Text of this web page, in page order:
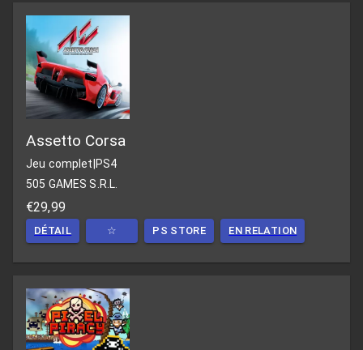
Assetto Corsa
Jeu complet PS4
505 GAMES S.R.L.
€29,99
DÉTAIL ☆ PS STORE EN RELATION